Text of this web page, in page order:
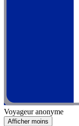
Voyageur anonyme
Afficher moins